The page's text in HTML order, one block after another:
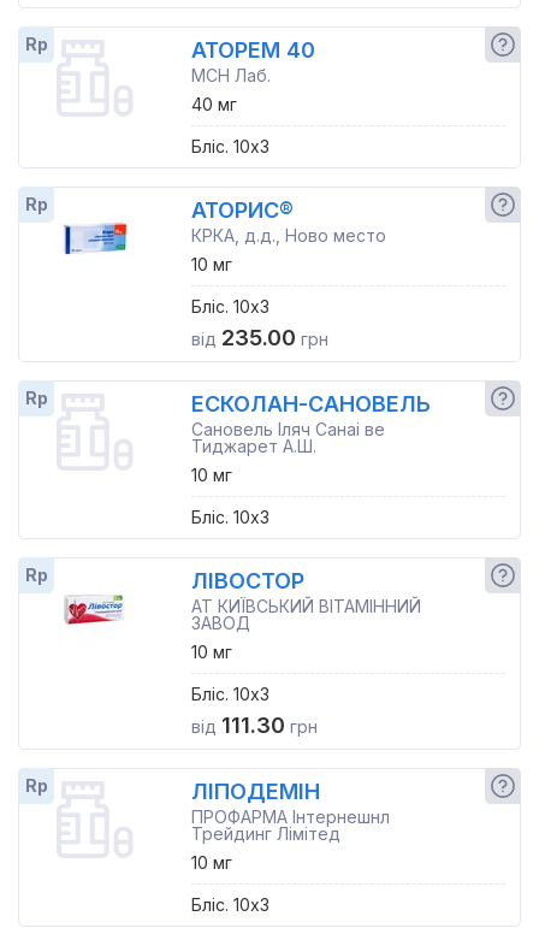
Rp АТОРЕМ 40
МСН Лаб.
40 мг
Бліс. 10x3
Rp АТОРИС®
КРКА, д.д., Ново место
10 мг
Бліс. 10x3
від 235.00 грн
Rp ЕСКОЛАН-САНОВЕЛЬ
Сановель Іляч Санаі ве
Тиджарет А.Ш.
10 мг
Бліс. 10x3
Rp ЛІВОСТОР
АТ КИЇВСЬКИЙ ВІТАМІННИЙ
ЗАВОД
10 мг
Бліс. 10x3
від 111.30 грн
Rp ЛІПОДЕМІН
ПРОФАРМА Інтернешнл
Трейдинг Лімітед
10 мг
Бліс. 10x3